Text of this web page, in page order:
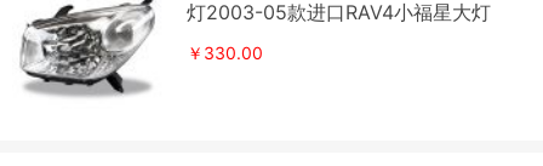
灯2003-05款进口RAV4小福星大灯
￥330.00